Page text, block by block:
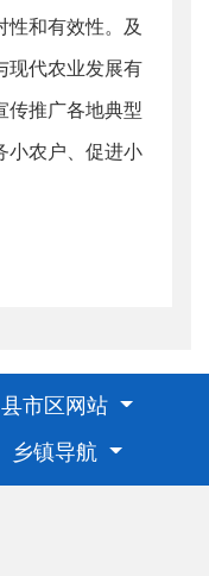
性和有效性。及
现代农业发展有
传推广各地典型
小农户、促进小
县市区网站
乡镇导航